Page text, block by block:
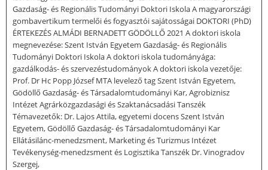
Gazdaság- és Regionális Tudományi Doktori Iskola A magyarországi
gombavertikum termelői és fogyasztói sajátosságai DOKTORI (PhD)
ÉRTEKEZÉS ALMÁDI BERNADETT GÖDÖLLŐ 2021 A doktori iskola
megnevezése: Szent István Egyetem Gazdaság- és Regionális
Tudományi Doktori Iskola A doktori iskola tudományága:
gazdálkodás- és szervezéstudományok A doktori iskola vezetője:
Prof. Dr Hc Popp József MTA levelező tag Szent István Egyetem,
Gödöllő Gazdaság- és Társadalomtudományi Kar, Agrobiznisz
Intézet Agrárközgazdasági és Szaktanácsadási Tanszék
Témavezetők: Dr. Lajos Attila, egyetemi docens Szent István
Egyetem, Gödöllő Gazdaság- és Társadalomtudományi Kar
Ellátásilánc-menedzsment, Marketing és Turizmus Intézet
Tevékenység-menedzsment és Logisztika Tanszék Dr. Vinogradov
Szergej,